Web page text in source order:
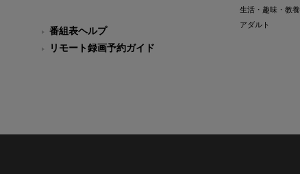
番組表ヘルプ
リモート録画予約ガイド
生活・趣味・教養
アダルト